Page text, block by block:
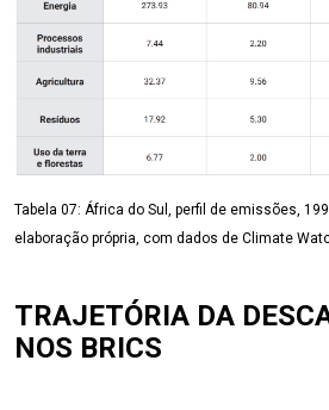
Tabela 07: África do Sul, perfil de emissões,
elaboração própria, com dados de Climate
TRAJETÓRIA DA
NOS BRICS